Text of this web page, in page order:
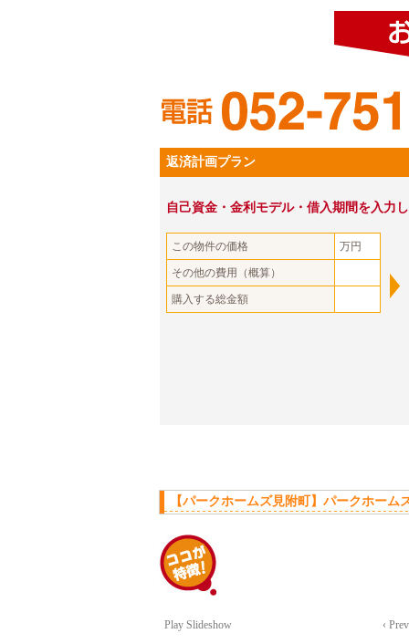
返済計画プラン
自己資金・金利モデル・借入期間を入力
この物件の価格 万円
その他の費用（概算）
購入する総金額
【パークホームズ見附町】パークホー
Play Slideshow ‹